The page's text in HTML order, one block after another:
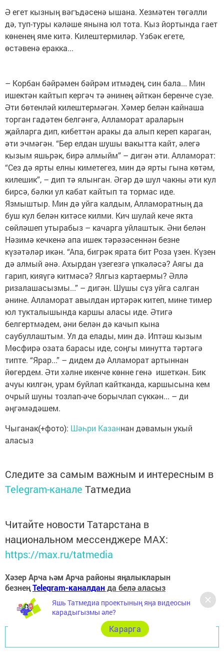
Ә егет кызның вәгъдәсенә ышана. Хезмәтен төгәлли
дә, туп-туры кәләше янына юл тота. Кыз йортында гает
көненең яме китә. Килештермиләр. Үзбәк егете,
өстәвенә еракка...
– Корбан бәйрәмен бәйрәм итмәдең, син бала... Мин
ишектән кайтып кергәч тә әнинең әйткән беренче сүзе.
Әти бөтенләй килештермәгән. Хәмер белән кайнаша
торган гадәтен белгәнгә, Алламорат араларын
җайларга дип, кибеттән аракы да алып кереп караган,
әти эчмәгән. “Бер елдан шушы вакытта кайт, әлегә
кызым яшьрәк, бирә алмыйм” – дигән әти. Алламорат:
“Сез дә ярты елны киметегез, мин дә ярты гына көтәм,
килешик”, – дип тә ялынган. Әгәр дә шул чакны әти кул
бирсә, бәлки ул кабат кайтып та тормас иде.
Язмыштыр. Мин дә уйга калдым, Алламоратның да
буш кул белән китәсе килми. Кич шулай кече якта
сөйләшеп утырабыз – качарга уйлаштык. Әни белән
Нәзимә кечкенә апа ишек тәрәзәсеннән безне
күзәтәләр икән. “Апа, бигрәк ярата бит Роза үзен. Күзен
дә алмый әнә. Ахырдан үзегезгә үпкәләсә? Аягы да
гарип, кияүгә китмәсә? Ялгыз картаермы? Әллә
ризалашасызмы...” – дигән. Шушы сүз уйга салган
әнине. Алламорат авылдан иртәрәк китеп, мине тимер
юл тукталышында каршы аласы иде. Әтигә
белгертмәдем, әни белән дә качып кына
саубуллаштым. Ул да елады, мин дә. Иптәш кызым
Мөсфирә озата барасы иде, соңгы минутта тәртәгә
типте. “Ярар...” – дидем дә Алламорат артыннан
йөгердем. Әти хәлне икенче көнне генә ишеткән. Бик
ачуы килгән, урам буйлап кайтканда, каршысына кем
очрый шуны тозлап-әче борычлап сүккән... – ди
әңгәмәдәшем.
Чыганак(+фото): Шәһри Казаннан дәвамын укый
аласыз
Следите за самым важным и интересным в
Telegram-канале Татмедиа
Читайте новости Татарстана в
национальном мессенджере MАХ:
https://max.ru/tatmedia
Хәзер Арча һәм Арча районы яңалыкларын
безнеңTelegram-каналданда белә аласыз
Перейти на страницу новости
Яшь Татмедиа проектының яңа видеосын
карадыгызмы әле?
Карарга